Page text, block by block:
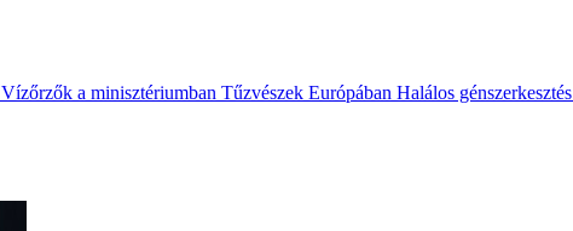
Vízőrzők a minisztériumban Tűzvészek Európában Halálos génszerkesztés